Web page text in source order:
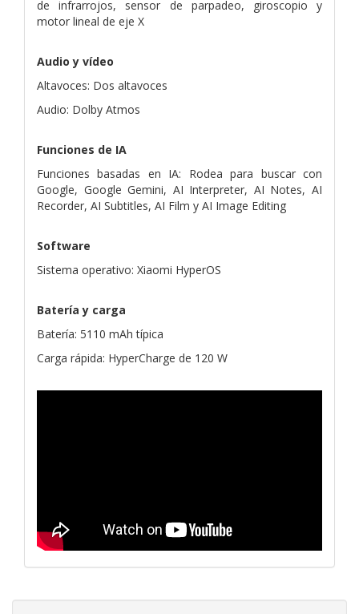
de infrarrojos, sensor de parpadeo, giroscopio y
motor lineal de eje X
Audio y vídeo
Altavoces: Dos altavoces
Audio: Dolby Atmos
Funciones de IA
Funciones basadas en IA: Rodea para buscar con
Google, Google Gemini, AI Interpreter, AI Notes, AI
Recorder, AI Subtitles, AI Film y AI Image Editing
Software
Sistema operativo: Xiaomi HyperOS
Batería y carga
Batería: 5110 mAh típica
Carga rápida: HyperCharge de 120 W